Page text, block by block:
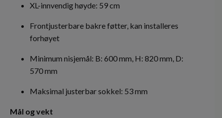
XL-innvendig høyde: 59 cm
Frontjusterbare bakre føtter, kan installeres
forhøyet
Minimum nisjemål: B: 600 mm, H: 820 mm, D:
570 mm
Maksimal justerbar sokkel: 53 mm
Mål og vekt